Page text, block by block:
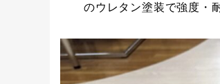
のウレタン塗装で強度・